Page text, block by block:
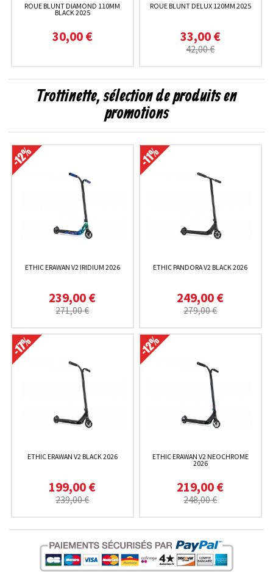
ROUE BLUNT DIAMOND 110MM
BLACK 2025
30,00 €
ROUE BLUNT DELUX 120MM 2025
33,00 €
42,00 €
Trottinette, sélection de produits en
promotions
ETHIC ERAWAN V2 IRIDIUM 2026
239,00 €
271,00 €
ETHIC PANDORA V2 BLACK 2026
249,00 €
279,00 €
ETHIC ERAWAN V2 BLACK 2026
199,00 €
239,00 €
ETHIC ERAWAN V2 NEOCHROME
2026
219,00 €
248,00 €